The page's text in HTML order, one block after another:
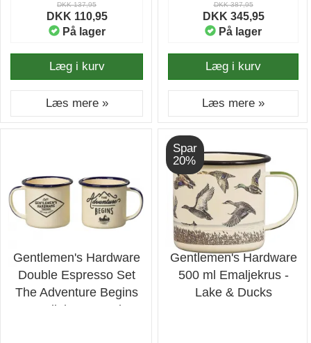
DKK 137,95
DKK 110,95
På lager
Læg i kurv
Læs mere »
DKK 387,95
DKK 345,95
På lager
Læg i kurv
Læs mere »
Gentlemen's Hardware
Double Espresso Set
The Adventure Begins
Emaljekrus - 2 stk.
Spar
20%
Gentlemen's Hardware
500 ml Emaljekrus -
Lake & Ducks